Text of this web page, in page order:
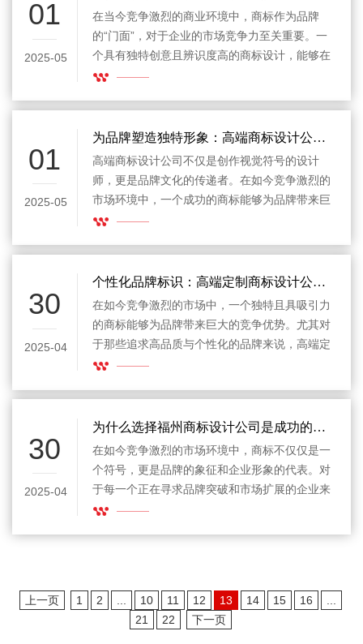
创作，它还是品牌战略的一部分，直接影响到品
牌的市场表现与客户的认同。
01
2025-05
在当今竞争激烈的商业环境中，商标作为品牌
的“门面”，对于企业的市场竞争力至关重要。一
个具有独特创意且辨识度高的商标设计，能够在
消费者心中留下深刻印象，并帮助品牌脱颖而
一个难题——如何在有限的预算下，获得高质量
的商标设计。选择一家高性价比商标设计公司，
成为了这些企业降低设计成本、提高品牌价值的
01
2025-05
为品牌塑造独特形象：高端商标设计公司的价值
高端商标设计公司不仅是创作视觉符号的设计
师，更是品牌文化的传递者。在如今竞争激烈的
市场环境中，一个成功的商标能够为品牌带来巨
大的竞争优势。商标作为品牌最直观的标识，承
过其专业的设计能力和深刻的行业理解，帮助企
业打造与众不同的商标，使其在市场中占据一席
30
2025-04
个性化品牌标识：高端定制商标设计公司的独特优势
在如今竞争激烈的市场中，一个独特且具吸引力
的商标能够为品牌带来巨大的竞争优势。尤其对
于那些追求高品质与个性化的品牌来说，高端定
制商标设计公司成为了不可或缺的合作伙伴。通
品牌个性，还能通过精准的设计表达出品牌的核
心价值与文化理念，从而增强品牌的市场认同感
和消费者忠诚度。
30
2025-04
为什么选择福州商标设计公司是成功的第一步
在如今竞争激烈的市场环境中，商标不仅仅是一
个符号，更是品牌的象征和企业形象的代表。对
于每一个正在寻求品牌突破和市场扩展的企业来
说，选择一家专业的福州商标设计公司进行商标
上一页 1 2 ... 10 11 12 13 14 15 16
...
21
22 下一页